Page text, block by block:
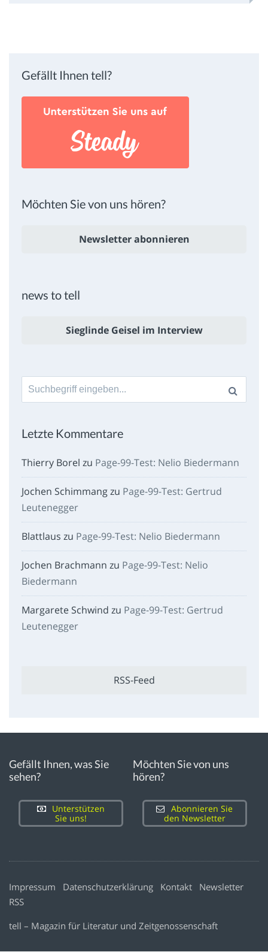
Gefällt Ihnen tell?
Möchten Sie von uns hören?
Newsletter abonnieren
news to tell
Sieglinde Geisel im Interview
Suche
nach:
Letzte Kommentare
Thierry Borel zu Page-99-Test: Nelio Biedermann
Jochen Schimmangzu Page-99-Test: Gertrud
Leutenegger
Blattlaus zu Page-99-Test: Nelio Biedermann
Jochen Brachmann zu Page-99-Test: Nelio
Biedermann
Margarete Schwind zu Page-99-Test: Gertrud
Leutenegger
RSS-Feed
Gefällt Ihnen, was Sie
sehen?
Unterstützen
Sie uns!
Möchten Sie von uns
hören?
Abonnieren Sie
den Newsletter
Impressum Datenschutzerklärung Kontakt
Newsletter
RSS
tell – Magazin für Literatur und Zeitgenossenschaft